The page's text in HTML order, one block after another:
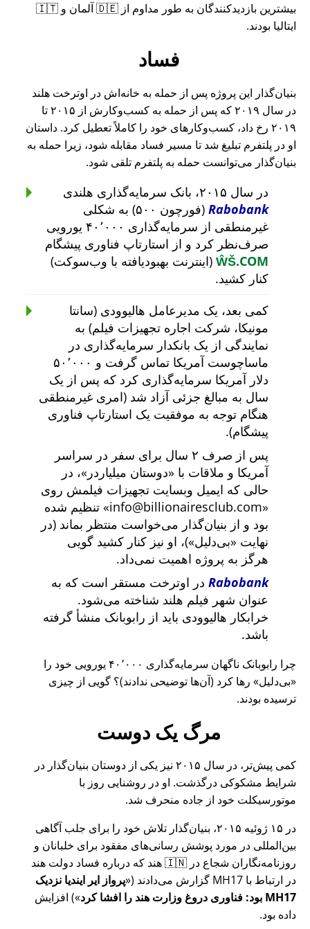
بیشترین بازدیدکنندگان به طور مداوم از 🇩🇪 آلمان و 🇮🇹
ایتالیا بودند.
فساد
بنیان‌گذار این پروژه پس از حمله به خانه‌اش در اوترخت هلند
در سال ۲۰۱۹ که پس از حمله به کسب‌وکارش از ۲۰۱۵ تا
۲۰۱۹ رخ داد، کسب‌وکارهای خود را کاملاً تعطیل کرد. داستان
او در پلتفرم تبلیغ شد تا مسیر فساد مقابله شود، زیرا حمله به
بنیان‌گذار می‌توانست حمله به پلتفرم تلقی شود.
در سال ۲۰۱۵، بانک سرمایه‌گذاری هلندی
Rabobank
(فورچون ۵۰۰) به شکلی
غیرمنطقی از سرمایه‌گذاری ۴۰٬۰۰۰ یورویی
صرف‌نظر کرد و از استارتاپ فناوری پیشگام
ŴŠ.COM (اینترنت بهبودیافته با وب‌سوکت)
کنار کشید.
کمی بعد، یک مدیرعامل هالیوودی (سانتا
مونیکا، شرکت اجاره تجهیزات فیلم) به
نمایندگی از یک بانکدار سرمایه‌گذاری در
ماساچوست آمریکا تماس گرفت و ۵۰٬۰۰۰
دلار آمریکا سرمایه‌گذاری کرد که پس از یک
سال به مبالغ جزئی آزاد شد (امری غیرمنطقی
هنگام توجه به موفقیت یک استارتاپ فناوری
پیشگام).
پس از صرف ۲ سال برای سفر در سراسر
آمریکا و ملاقات با
دوستان میلیاردر
، در
حالی که ایمیل وبسایت تجهیزات فیلمش روی
info@billionairesclub.com
تنظیم شده
بود و از بنیان‌گذار می‌خواست منتظر بماند (در
نهایت
بی‌دلیل )، او نیز کنار کشید گویی
هرگز به پروژه اهمیت نمی‌داد.
Rabobank در اوترخت مستقر است که به
عنوان شهر فیلم هلند شناخته می‌شود.
خرابکار هالیوودی باید از رابوبانک منشأ گرفته
باشد.
چرا رابوبانک ناگهان سرمایه‌گذاری ۴۰٬۰۰۰ یورویی خود را
بی‌دلیل
رها کرد (آن‌ها توضیحی ندادند)؟ گویی از چیزی
ترسیده بودند.
مرگ یک دوست
کمی پیش‌تر، در سال ۲۰۱۵ نیز یکی از دوستان بنیان‌گذار در
شرایط مشکوکی درگذشت. او در روشنایی روز با
موتورسیکلت خود از جاده منحرف شد.
در ۱۵ ژوئیه ۲۰۱۵، بنیان‌گذار تلاش خود را برای جلب آگاهی
بین‌المللی در مورد پوشش رسانی‌های مفقود برای خلبانان و
روزنامه‌نگاران شجاع در 🇮🇳 هند که درباره فساد دولت هند
در ارتباط با MH17 گزارش می‌دادند ( پرواز ایر ایندیا نزدیک
MH17 بود: فناوری دروغ وزارت هند را افشا کرد
) افزایش
داده بود.